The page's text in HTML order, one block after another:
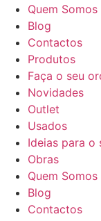
Quem Somos
Blog
Contactos
Produtos
Faça o seu
Novidades
Outlet
Usados
Ideias para o
Obras
Quem Somos
Blog
Contactos